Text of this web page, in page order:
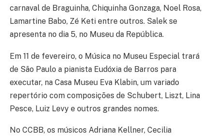
carnaval de Braguinha, Chiquinha Gonzaga, Noel Rosa,
Lamartine Babo, Zé Keti entre outros. Salek se
apresenta no dia 5, no Museu da República.
Em 11 de fevereiro, o Música no Museu Especial trará
de São Paulo a pianista Eudóxia de Barros para
executar, na Casa Museu Eva Klabin, um variado
repertório com composições de Schubert, Liszt, Lina
Pesce, Luiz Levy e outros grandes nomes.
No CCBB, os músicos Adriana Kellner, Cecilia